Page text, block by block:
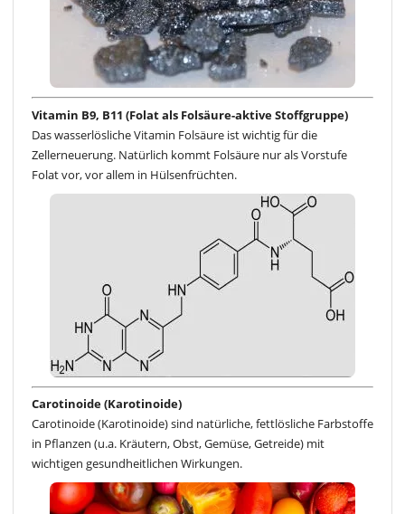
Vitamin B9, B11 (Folat als Folsäure-aktive Stoffgruppe)
Das wasserlösliche Vitamin Folsäure ist wichtig für die
Zellerneuerung. Natürlich kommt Folsäure nur als Vorstufe
Folat vor, vor allem in Hülsenfrüchten.
Carotinoide (Karotinoide)
Carotinoide (Karotinoide) sind natürliche, fettlösliche Farbstoffe
in Pflanzen (u.a. Kräutern, Obst, Gemüse, Getreide) mit
wichtigen gesundheitlichen Wirkungen.